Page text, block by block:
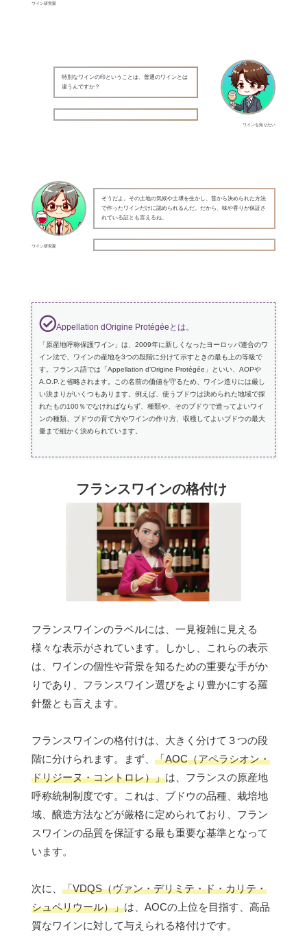
ワイン研究家
ワインを知りたい
特別なワインの印ということは、普通のワインとは
違うんですか？
ワイン研究家
そうだよ。その土地の気候や土壌を生かし、昔から決められた方法
で作ったワインだけに認められるんだ。だから、味や香りが保証さ
れている証とも言えるね。
Appellation dOrigine Protégéeとは。
「原産地呼称保護ワイン」は、2009年に新しくなったヨーロッパ連合のワ
イン法で、ワインの産地を3つの段階に分けて示すときの最も上の等級で
す。フランス語では「Appellation d’Origine Protégée」といい、AOPや
A.O.P.と省略されます。この名前の価値を守るため、ワイン造りには厳し
い決まりがいくつもあります。例えば、使うブドウは決められた地域で採
れたもの100％でなければならず、種類や、そのブドウで造ってよいワイ
ンの種類、ブドウの育て方やワインの作り方、収穫してよいブドウの最大
量まで細かく決められています。
フランスワインの格付け
フランスワインのラベルには、一見複雑に見える
様々な表示がされています。しかし、これらの表示
は、ワインの個性や背景を知るための重要な手がか
りであり、フランスワイン選びをより豊かにする羅
針盤とも言えます。
フランスワインの格付けは、大きく分けて３つの段
階に分けられます。まず、 「AOC（アペラシオン・
ドリジーヌ・コントロレ）」は、フランスの原産地
呼称統制制度です。これは、ブドウの品種、栽培地
域、醸造方法などが厳格に定められており、フラン
スワインの品質を保証する最も重要な基準となって
います。
次に、 「VDQS（ヴァン・デリミテ・ド・カリテ・
シュペリウール）」は、AOCの上位を目指す、高品
質なワインに対して与えられる格付けです。